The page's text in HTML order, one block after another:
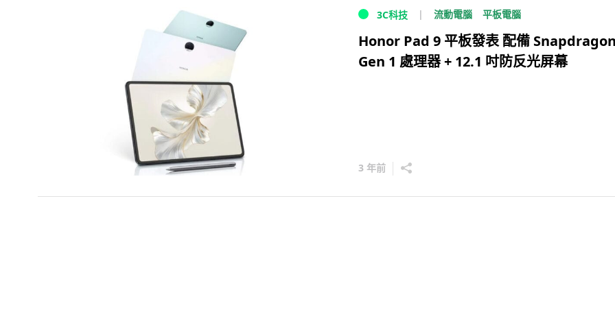
3C科技 流動電腦 平板電腦
Honor Pad 9 平板發表 配備
Gen 1 處理器 + 12.1 吋防反光屏幕
3 年前